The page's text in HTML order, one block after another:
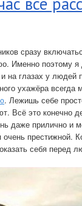
сразу
Именно поэтому
на глазах у людей
ухажёра
. Лежишь себе
Всё это конечно
даже прилично и
престижной.
себя перед